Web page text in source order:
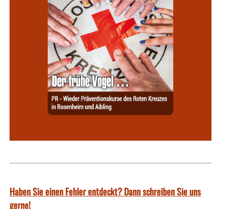
Haben Sie einen Fehler entdeckt? Dann schreiben Sie uns
gerne!